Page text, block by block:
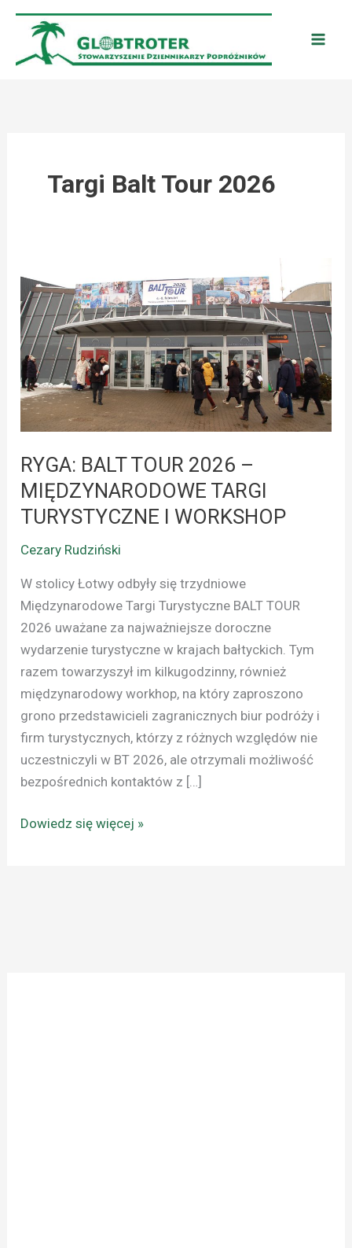
Przejdź
treści
Targi Balt Tour 2026
RYGA: BALT TOUR 2026 –
MIĘDZYNARODOWE TARGI
TURYSTYCZNE I WORKSHOP
Cezary Rudziński
W stolicy Łotwy odbyły się trzydniowe
Międzynarodowe Targi Turystyczne BALT TOUR
2026 uważane za najważniejsze doroczne
wydarzenie turystyczne w krajach bałtyckich. Tym
razem towarzyszył im kilkugodzinny, również
międzynarodowy workhop, na który zaproszono
grono przedstawicieli zagranicznych biur podróży i
firm turystycznych, którzy z różnych względów nie
uczestniczyli w BT 2026, ale otrzymali możliwość
bezpośrednich kontaktów z […]
BALT
TOUR
2026
–
MIĘDZYNARODOWE
TARGI
TURYSTYCZNE
WORKSHOP
Dowiedz się więcej »